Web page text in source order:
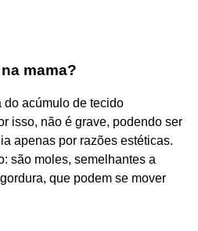
mama?
do acúmulo de tecido
isso, não é grave, podendo ser
apenas por razões estéticas.
são moles, semelhantes a
que podem se mover